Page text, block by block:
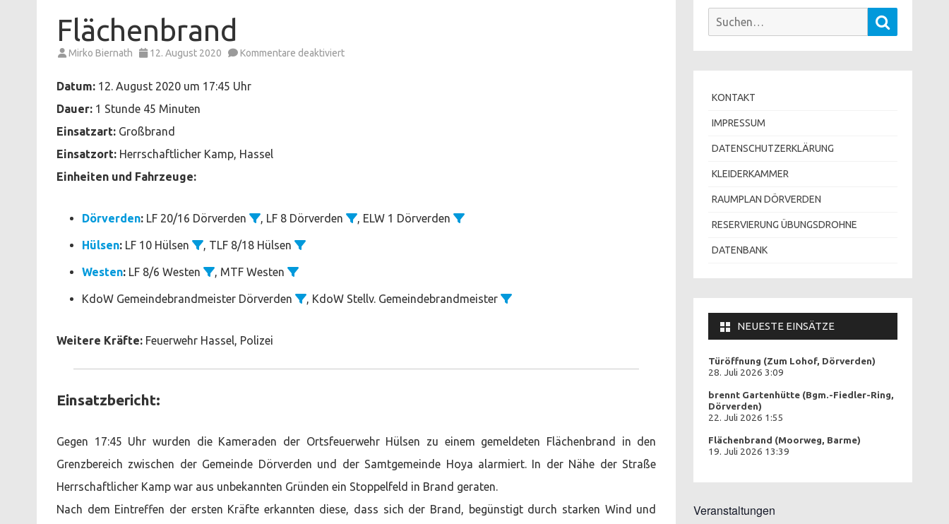
Flächenbrand
Mirko Biernath 12. August 2020 Kommentare deaktiviertfür
Datum: 12. August 2020 um 17:45 Uhr
Dauer: 1 Stunde 45 Minuten
Einsatzart: Großbrand
Einsatzort: Herrschaftlicher Kamp, Hassel
Einheiten und Fahrzeuge:
Dörverden: LF 20/16 Dörverden , LF 8 Dörverden , ELW 1 Dörverden
Hülsen: LF 10 Hülsen , TLF 8/18 Hülsen
Westen: LF 8/6 Westen , MTF Westen
KdoW Gemeindebrandmeister Dörverden , KdoW Stellv. Gemeindebrandmeister
Weitere Kräfte: Feuerwehr Hassel, Polizei
Einsatzbericht:
Gegen 17:45 Uhr wurden die Kameraden der Ortsfeuerwehr Hülsen zu einem gemeldeten Flächenbrand in den
Grenzbereich zwischen der Gemeinde Dörverden und der Samtgemeinde Hoya alarmiert. In der Nähe der Straße
Herrschaftlicher Kamp war aus unbekannten Gründen ein Stoppelfeld in Brand geraten.
Nach dem Eintreffen der ersten Kräfte erkannten diese, dass sich der Brand, begünstigt durch starken Wind und
Suchen
KONTAKT
IMPRESSUM
DATENSCHUTZERKLÄRUNG
KLEIDERKAMMER
RAUMPLAN DÖRVERDEN
RESERVIERUNG ÜBUNGSDROHNE
DATENBANK
NEUESTE EINSÄTZE
Türöffnung (Zum Lohof, Dörverden)
28. Juli 2026 3:09
brennt Gartenhütte (Bgm.-Fiedler-Ring,
Dörverden)
22. Juli 2026 1:55
Flächenbrand (Moorweg, Barme)
19. Juli 2026 13:39
Veranstaltungen